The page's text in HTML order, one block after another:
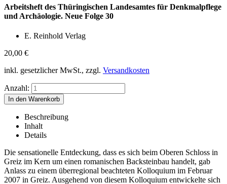
Arbeitsheft des Thüringischen Landesamtes für Denkmalpflege
und Archäologie. Neue Folge 30
E. Reinhold Verlag
20,00 €
inkl. gesetzlicher MwSt., zzgl. Versandkosten
Anzahl:
Beschreibung
Inhalt
Details
Die sensationelle Entdeckung, dass es sich beim Oberen Schloss in
Greiz im Kern um einen romanischen Backsteinbau handelt, gab
Anlass zu einem überregional beachteten Kolloquium im Februar
2007 in Greiz. Ausgehend von diesem Kolloquium entwickelte sich